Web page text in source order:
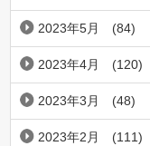
2023年5月 (84)
2023年4月 (120)
2023年3月 (48)
2023年2月 (111)